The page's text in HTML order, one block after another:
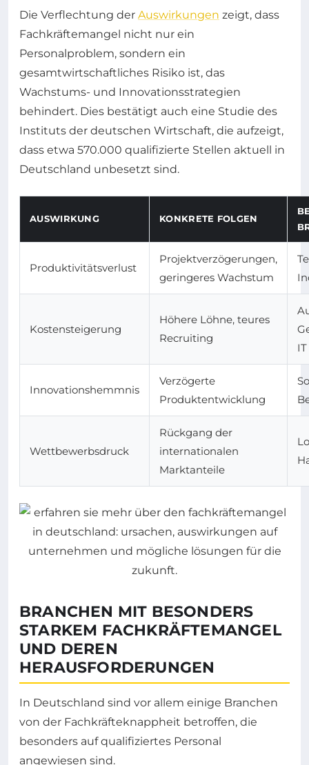
Die Verflechtung der Auswirkungen zeigt, dass
Fachkräftemangel nicht nur ein
Personalproblem, sondern ein
gesamtwirtschaftliches Risiko ist, das
Wachstums- und Innovationsstrategien
behindert. Dies bestätigt auch eine Studie des
Instituts der deutschen Wirtschaft, die aufzeigt,
dass etwa 570.000 qualifizierte Stellen aktuell in
Deutschland unbesetzt sind.
AUSWIRKUNG KONKRETE FOLGEN
Produktivitätsverlust
Projektverzögerungen,
geringeres Wachstum
Kostensteigerung
Höhere Löhne, teures
Recruiting
IT
Innovationshemmnis
Verzögerte
Produktentwicklung
Wettbewerbsdruck
Rückgang der
internationalen
Marktanteile
BRANCHEN MIT BESONDERS
STARKEM FACHKRÄFTEMANGEL
UND DEREN
HERAUSFORDERUNGEN
In Deutschland sind vor allem einige Branchen
von der Fachkräfteknappheit betroffen, die
besonders auf qualifiziertes Personal
angewiesen sind.